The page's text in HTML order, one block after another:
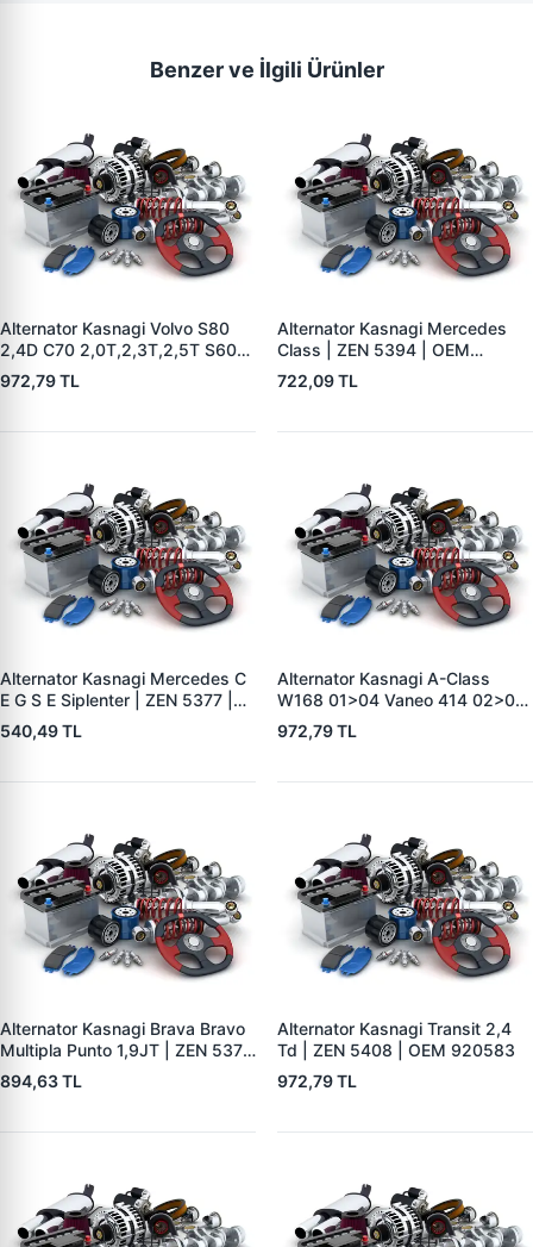
Benzer ve İlgili Ürünler
Alternator Kasnagi Volvo S80
2,4D C70 2,0T,2,3T,2,5T S60
2,0T,2,3T,2,3TS,2,4,2,4T,2,4D
S70 2,0,2,3,2, | ZEN 5426 |
BOSCH F 00M 991
972,79 TL
Alternator Kasnagi Mercedes
Class | ZEN 5394 | OEM
01221AA7V0
722,09 TL
Alternator Kasnagi Mercedes C
E G S E Siplenter | ZEN 5377 |
OEM F00M991042
540,49 TL
Alternator Kasnagi A-Class
W168 01>04 Vaneo 414 02>05
| ZEN 5411 | OEM A1661550215
972,79 TL
Alternator Kasnagi Brava Bravo
Multipla Punto 1,9JT | ZEN 5379
| OEM 8362516
894,63 TL
Alternator Kasnagi Transit 2,4
Td | ZEN 5408 | OEM 920583
972,79 TL